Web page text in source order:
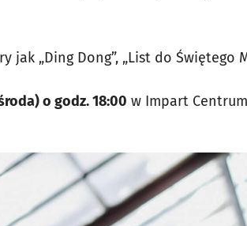
jak „Ding Dong”, „List do Świętego
o godz. 18:00 w Impart